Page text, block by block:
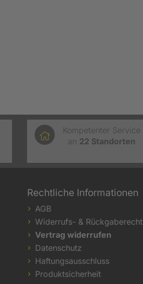
Kompetenter Service
an 22 Standorten
Rechtliche Informationen
AGB
Widerrufs- & Rückgaberecht
Vertrag widerrufen
Datenschutz
Haftungsausschluss
Produktsicherheit